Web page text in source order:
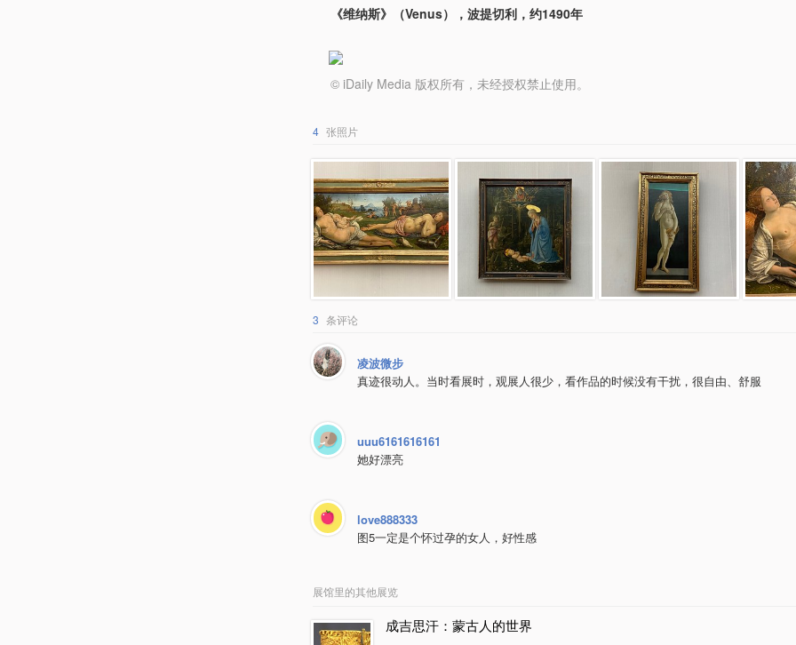
《维纳斯》（Venus），波提切利，约1490年
© iDaily Media 版权所有，未经授权禁止使用。
4 张照片
3 条评论
凌波微步
真迹很动人。当时看展时，观展人很少，看作品的时候没有干扰，很自由、舒服
uuu6161616161
她好漂亮
love888333
图5一定是个怀过孕的女人，好性感
展馆里的其他展览
成吉思汗：蒙古人的世界